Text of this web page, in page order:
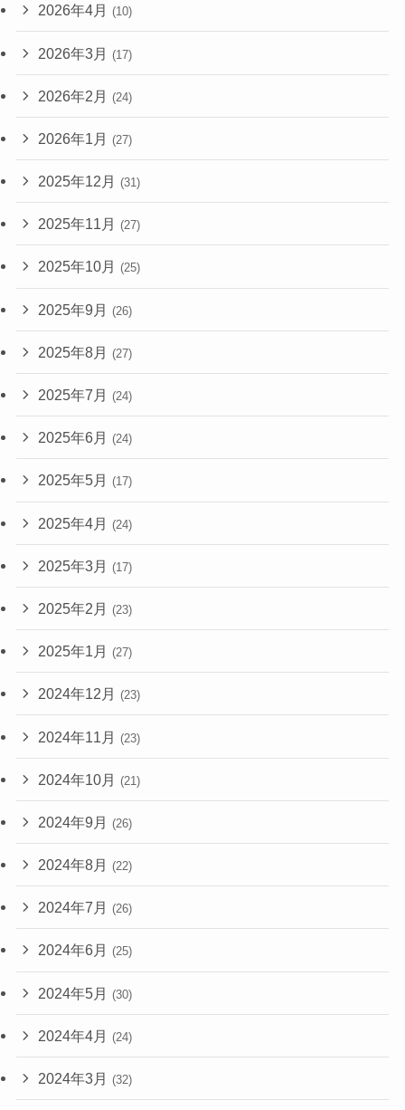
2026年4月 (10)
2026年3月 (17)
2026年2月 (24)
2026年1月 (27)
2025年12月 (31)
2025年11月 (27)
2025年10月 (25)
2025年9月 (26)
2025年8月 (27)
2025年7月 (24)
2025年6月 (24)
2025年5月 (17)
2025年4月 (24)
2025年3月 (17)
2025年2月 (23)
2025年1月 (27)
2024年12月 (23)
2024年11月 (23)
2024年10月 (21)
2024年9月 (26)
2024年8月 (22)
2024年7月 (26)
2024年6月 (25)
2024年5月 (30)
2024年4月 (24)
2024年3月 (32)